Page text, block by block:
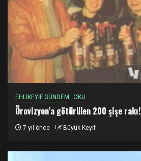
EHLİKEYİF GÜNDEM OKU
Örovizyon’a götürülen 200 şişe rakı!
7 yıl önce Büyük Keyif